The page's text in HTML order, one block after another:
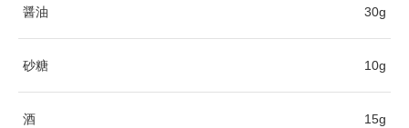
醤油 30g
砂糖 10g
酒 15g